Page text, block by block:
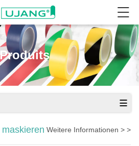
Produits
Weitere Informationen > >